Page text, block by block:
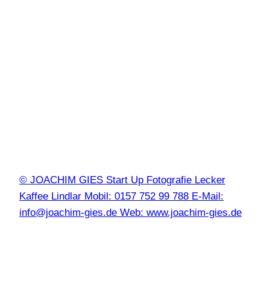
© JOACHIM GIES Start Up Fotografie Lecker
Kaffee Lindlar Mobil: 0157 752 99 788 E-Mail:
info@joachim-gies.de Web: www.joachim-gies.de